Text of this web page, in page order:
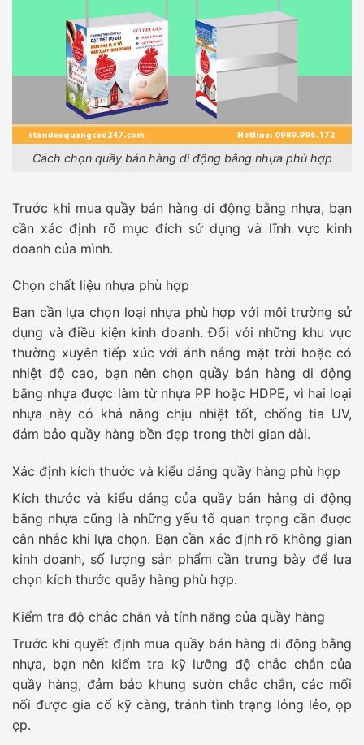
Cách chọn quầy bán hàng di động bằng nhựa phù hợp
Trước khi mua quầy bán hàng di động bằng nhựa, bạn
cần xác định rõ mục đích sử dụng và lĩnh vực kinh
doanh của mình.
Chọn chất liệu nhựa phù hợp
Bạn cần lựa chọn loại nhựa phù hợp với môi trường sử
dụng và điều kiện kinh doanh. Đối với những khu vực
thường xuyên tiếp xúc với ánh nắng mặt trời hoặc có
nhiệt độ cao, bạn nên chọn quầy bán hàng di động
bằng nhựa được làm từ nhựa PP hoặc HDPE, vì hai loại
nhựa này có khả năng chịu nhiệt tốt, chống tia UV,
đảm bảo quầy hàng bền đẹp trong thời gian dài.
Xác định kích thước và kiểu dáng quầy hàng phù hợp
Kích thước và kiểu dáng của quầy bán hàng di động
bằng nhựa cũng là những yếu tố quan trọng cần được
cân nhắc khi lựa chọn. Bạn cần xác định rõ không gian
kinh doanh, số lượng sản phẩm cần trưng bày để lựa
chọn kích thước quầy hàng phù hợp.
Kiểm tra độ chắc chắn và tính năng của quầy hàng
Trước khi quyết định mua quầy bán hàng di động bằng
nhựa, bạn nên kiểm tra kỹ lưỡng độ chắc chắn của
quầy hàng, đảm bảo khung sườn chắc chắn, các mối
nối được gia cố kỹ càng, tránh tình trạng lỏng lẻo, ọp
ẹp.